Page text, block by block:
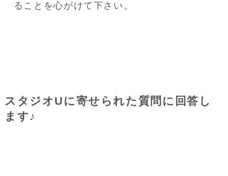
ることを心がけて下さい。
スタジオUに寄せられた質問に回答し
ます♪